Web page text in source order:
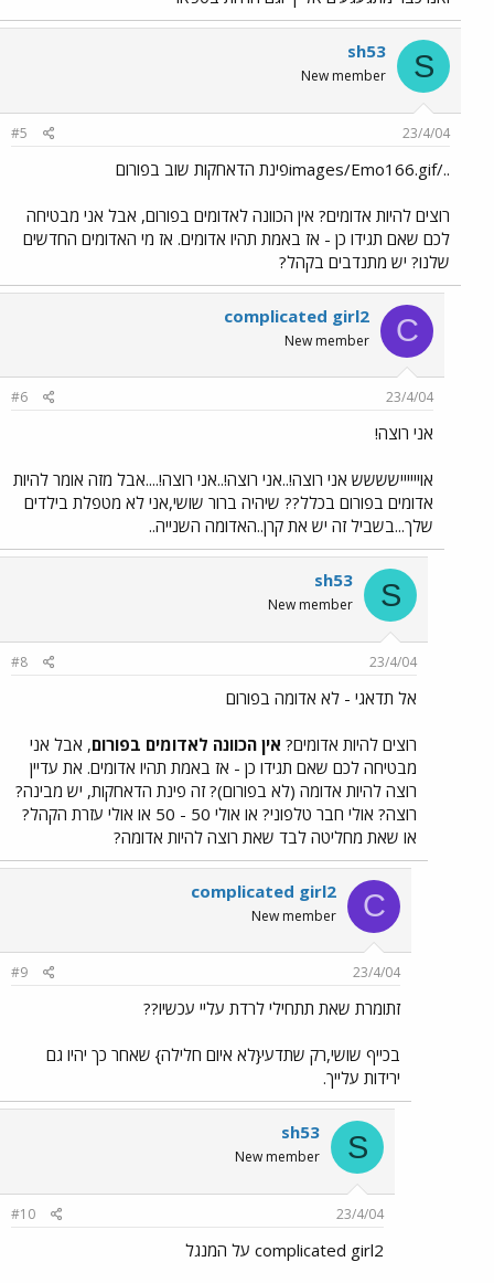
S
sh53
New member
23/4/04
#5
../images/Emo166.gifפינת הדאחקות שוב בפורום
רוצים להיות אדומים? אין הכוונה לאדומים בפורום, אבל אני מבטיחה
לכם שאם תגידו כן - אז באמת תהיו אדומים. אז מי האדומים החדשים
שלנו? יש מתנדבים בקהל?
C
complicated girl2
New member
23/4/04
#6
אני רוצה!
אויייייישששש אני רוצה!..אני רוצה!..אני רוצה!....אבל מזה אומר להיות
אדומים בפורום בכלל?? שיהיה ברור שושי,אני לא מטפלת בילדים
שלך...בשביל זה יש את קרן..האדומה השנייה..
S
sh53
New member
23/4/04
#8
אל תדאגי - לא אדומה בפורום
רוצים להיות אדומים? אין הכוונה לאדומים בפורום, אבל אני
מבטיחה לכם שאם תגידו כן - אז באמת תהיו אדומים. את עדיין
רוצה להיות אדומה (לא בפורום)? זה פינת הדאחקות, יש מבינה?
רוצה? אולי חבר טלפוני? או אולי 50 - 50 או אולי עזרת הקהל?
או שאת מחליטה לבד שאת רוצה להיות אדומה?
C
complicated girl2
New member
23/4/04
#9
זתומרת שאת תתחילי לרדת עליי עכשיו??
בכייף שושי,רק שתדעי{לא איום חלילה} שאחר כך יהיו גם
ירידות עלייך.
S
sh53
New member
23/4/04
#10
complicated girl2 על המנגל